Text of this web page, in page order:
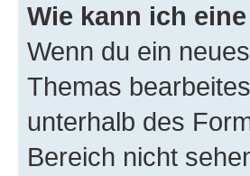
Wie kann ich
Wenn du ein
Themas
unterhalb des
Bereich nicht